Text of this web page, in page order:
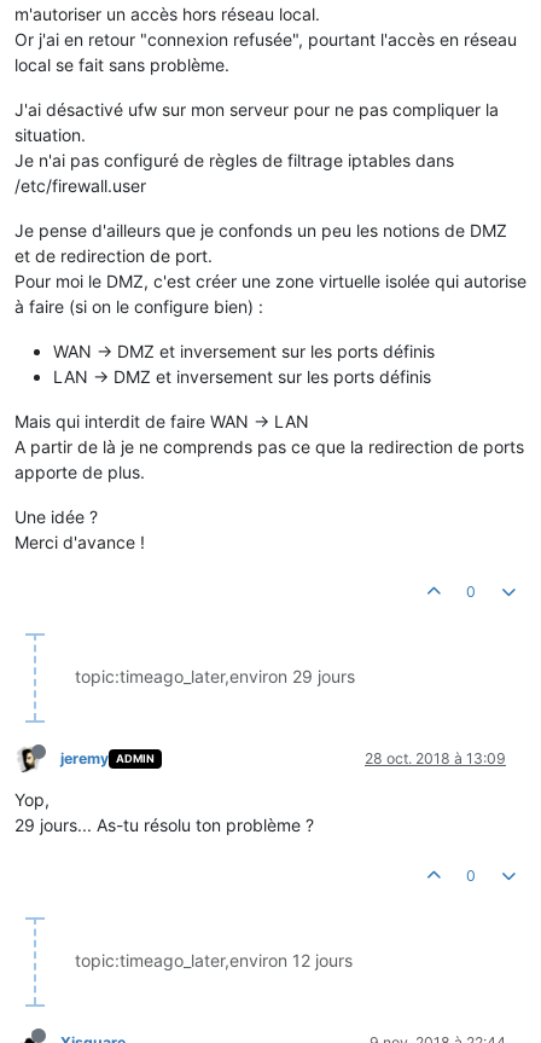
m'autoriser un accès hors réseau local.
Or j'ai en retour "connexion refusée", pourtant l'accès en réseau
local se fait sans problème.
J'ai désactivé ufw sur mon serveur pour ne pas compliquer la
situation.
Je n'ai pas configuré de règles de filtrage iptables dans
/etc/firewall.user
Je pense d'ailleurs que je confonds un peu les notions de DMZ
et de redirection de port.
Pour moi le DMZ, c'est créer une zone virtuelle isolée qui autorise
à faire (si on le configure bien) :
WAN -> DMZ et inversement sur les ports définis
LAN -> DMZ et inversement sur les ports définis
Mais qui interdit de faire WAN -> LAN
A partir de là je ne comprends pas ce que la redirection de ports
apporte de plus.
Une idée ?
Merci d'avance !
0
topic:timeago_later,environ 29 jours
jeremy ADMIN 28 oct. 2018 à 13:09
Yop,
29 jours... As-tu résolu ton problème ?
0
topic:timeago_later,environ 12 jours